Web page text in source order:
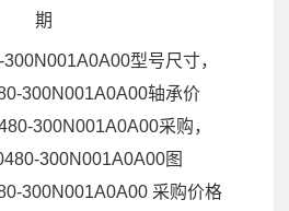
期
型号尺寸，
300N001A0A00轴承价
300N001A0A00采购，
300N001A0A00图
300N001A0A00 采购价格